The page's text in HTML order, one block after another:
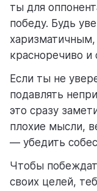
ты для
победу. Будь
красноречиво и
Если ты не
подавлять
это сразу
плохие мысли,
— убедить
Чтобы
своих целей,